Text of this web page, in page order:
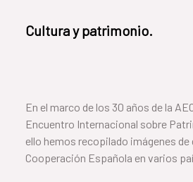
Cultura y patrimonio.
En el marco de los 30 años de la
Encuentro Internacional sobre
ello hemos recopilado imágenes
Cooperación Española en varios